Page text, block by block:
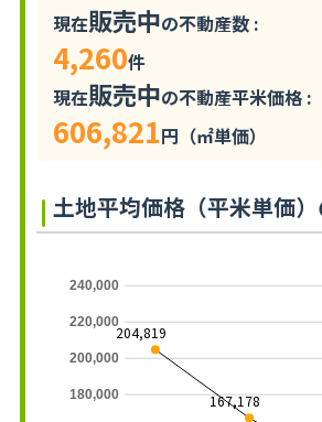
現在販売中の不動産数 :
4,260件
現在販売中の不動産平米価格 :
606,821円（㎡単価）
土地平均価格（平米単価
180,000
200,000
220,000
240,000
204,819
167,178